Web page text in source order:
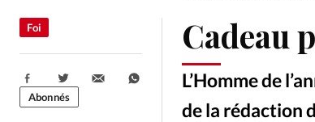
RUBRIQUES
Tous les articles
Actualité internationale
Cadeau
L’Homme de
de la rédaction
Foi
Partager:
Abonnés